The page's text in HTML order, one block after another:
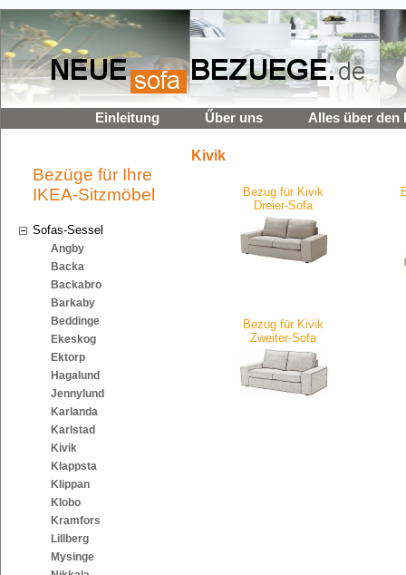
Einleitung Űber uns Alles über den
Bezüge für Ihre
IKEA-Sitzmöbel
Sofas-Sessel
Angby
Backa
Backabro
Barkaby
Beddinge
Ekeskog
Ektorp
Hagalund
Jennylund
Karlanda
Karlstad
Kivik
Klappsta
Klippan
Klobo
Kramfors
Lillberg
Mysinge
Kivik
Bezug für Kivik
Dreier-Sofa
Bezug für Kivik
Zweiter-Sofa